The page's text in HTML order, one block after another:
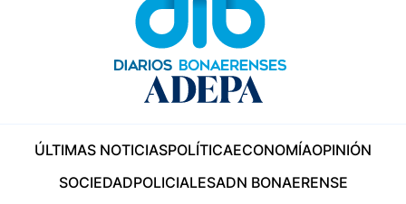
ÚLTIMAS NOTICIASPOLÍTICAECONOMÍAOPINIÓN
SOCIEDADPOLICIALESADN BONAERENSE